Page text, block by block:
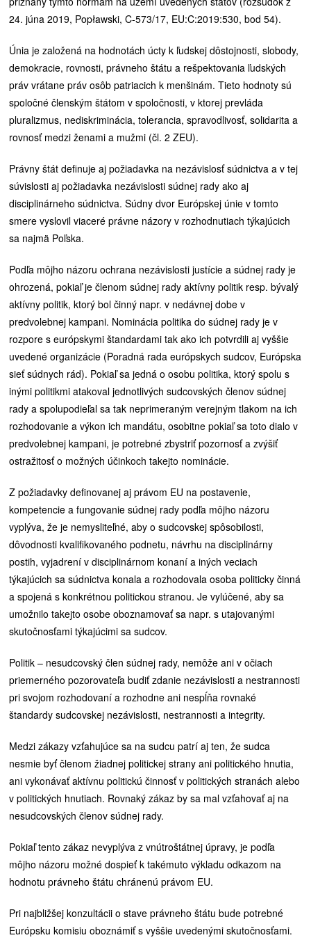
24. júna 2019, Popławski, C-573/17, EU:C:2019:530, bod 54).
Únia je založená na hodnotách úcty k ľudskej dôstojnosti, slobody,
demokracie, rovnosti, právneho štátu a rešpektovania ľudských
práv vrátane práv osôb patriacich k menšinám. Tieto hodnoty sú
spoločné členským štátom v spoločnosti, v ktorej prevláda
pluralizmus, nediskriminácia, tolerancia, spravodlivosť, solidarita a
rovnosť medzi ženami a mužmi (čl. 2 ZEU).
Právny štát definuje aj požiadavka na nezávislosť súdnictva a v tej
súvislosti aj požiadavka nezávislosti súdnej rady ako aj
disciplinárneho súdnictva. Súdny dvor Európskej únie v tomto
smere vyslovil viaceré právne názory v rozhodnutiach týkajúcich
sa najmä Poľska.
Podľa môjho názoru ochrana nezávislosti justície a súdnej rady je
ohrozená, pokiaľ je členom súdnej rady aktívny politik resp. bývalý
aktívny politik, ktorý bol činný napr. v nedávnej dobe v
predvolebnej kampani. Nominácia politika do súdnej rady je v
rozpore s európskymi štandardami tak ako ich potvrdili aj vyššie
uvedené organizácie (Poradná rada európskych sudcov, Európska
sieť súdnych rád). Pokiaľ sa jedná o osobu politika, ktorý spolu s
inými politikmi atakoval jednotlivých sudcovských členov súdnej
rady a spolupodieľal sa tak neprimeraným verejným tlakom na ich
rozhodovanie a výkon ich mandátu, osobitne pokiaľ sa toto dialo v
predvolebnej kampani, je potrebné zbystriť pozornosť a zvýšiť
ostražitosť o možných účinkoch takejto nominácie.
Z požiadavky definovanej aj právom EU na postavenie,
kompetencie a fungovanie súdnej rady podľa môjho názoru
vyplýva, že je nemysliteľné, aby o sudcovskej spôsobilosti,
dôvodnosti kvalifikovaného podnetu, návrhu na disciplinárny
postih, vyjadrení v disciplinárnom konaní a iných veciach
týkajúcich sa súdnictva konala a rozhodovala osoba politicky činná
a spojená s konkrétnou politickou stranou. Je vylúčené, aby sa
umožnilo takejto osobe oboznamovať sa napr. s utajovanými
skutočnosťami týkajúcimi sa sudcov.
Politik – nesudcovský člen súdnej rady, nemôže ani v očiach
priemerného pozorovateľa budiť zdanie nezávislosti a nestrannosti
pri svojom rozhodovaní a rozhodne ani nespĺňa rovnaké
štandardy sudcovskej nezávislosti, nestrannosti a integrity.
Medzi zákazy vzťahujúce sa na sudcu patrí aj ten, že sudca
nesmie byť členom žiadnej politickej strany ani politického hnutia,
ani vykonávať aktívnu politickú činnosť v politických stranách alebo
v politických hnutiach. Rovnaký zákaz by sa mal vzťahovať aj na
nesudcovských členov súdnej rady.
Pokiaľ tento zákaz nevyplýva z vnútroštátnej úpravy, je podľa
môjho názoru možné dospieť k takémuto výkladu odkazom na
hodnotu právneho štátu chránenú právom EU.
Pri najbližšej konzultácii o stave právneho štátu bude potrebné
Európsku komisiu oboznámiť s vyššie uvedenými skutočnosťami.